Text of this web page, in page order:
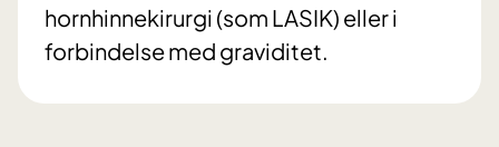
hornhinnekirurgi (som LASIK) eller i
forbindelse med graviditet.